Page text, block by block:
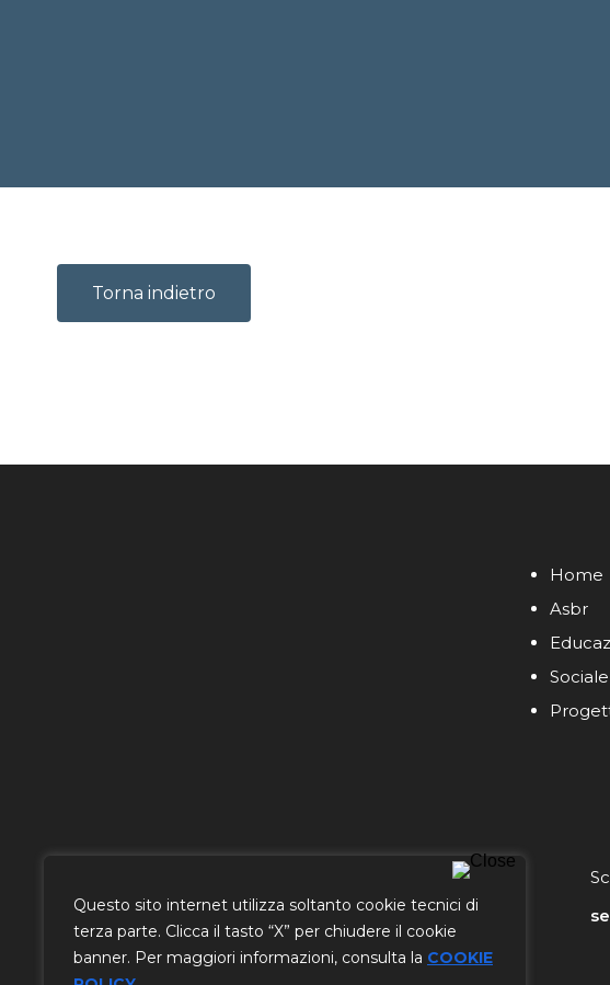
Questo sito internet utilizza soltanto cookie tecnici di
terza parte. Clicca il tasto “X” per chiudere il cookie
banner. Per maggiori informazioni, consulta la COOKIE
Torna indietro
Home
Asbr
Sociale
0522 - 221266